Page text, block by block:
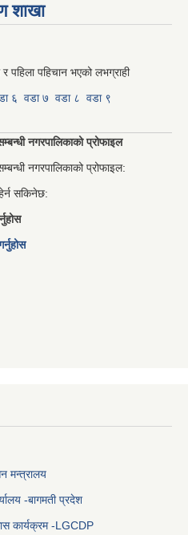
शाखा
पहिला पहिचान भएको लभग्राही
६ वडा ७ वडा ८ वडा ९
नगरपालिकाको प्रोफाइल
नगरपालिकाको प्रोफाइल:
सकिनेछ:
मन्त्रालय
-बागमती प्रदेश
कार्यक्रम -LGCDP